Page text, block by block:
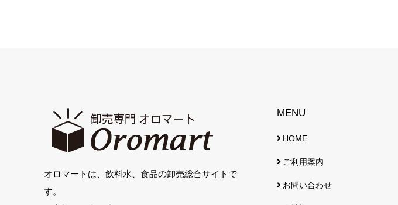
オロマートは、飲料水、食品の卸売総合サイトで
す。
MENU
HOME
ご利用案内
お問い合わせ